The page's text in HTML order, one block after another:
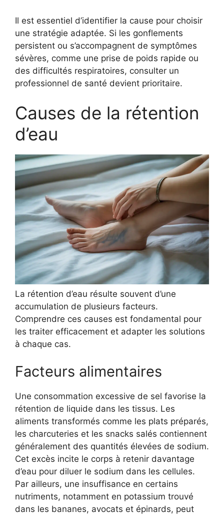
Il est essentiel d’identifier la cause pour choisir
une stratégie adaptée. Si les gonflements
persistent ou s’accompagnent de symptômes
sévères, comme une prise de poids rapide ou
des difficultés respiratoires, consulter un
professionnel de santé devient prioritaire.
Causes de la rétention
d’eau
La rétention d’eau résulte souvent d’une
accumulation de plusieurs facteurs.
Comprendre ces causes est fondamental pour
les traiter efficacement et adapter les solutions
à chaque cas.
Facteurs alimentaires
Une consommation excessive de sel favorise la
rétention de liquide dans les tissus. Les
aliments transformés comme les plats préparés,
les charcuteries et les snacks salés contiennent
généralement des quantités élevées de sodium.
Cet excès incite le corps à retenir davantage
d’eau pour diluer le sodium dans les cellules.
Par ailleurs, une insuffisance en certains
nutriments, notamment en potassium trouvé
dans les bananes, avocats et épinards, peut